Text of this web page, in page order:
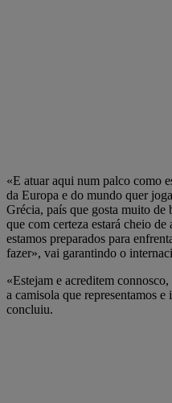
«E atuar aqui num palco como
da Europa e do mundo quer
Grécia, país que gosta muito de
que com certeza estará cheio
estamos preparados para
fazer», vai garantindo o
«Estejam e acreditem
a camisola que representamos
concluiu.